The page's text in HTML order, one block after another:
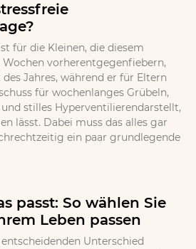
für die Kleinen, die diesem
Wochen vorherentgegenfiebern,
Jahres, während er für Eltern
für wochenlanges Grübeln,
stilles Hyperventilierendarstellt,
lässt. Dabei muss das alles gar
ein paar grundlegende
passt: So wählen Sie
Leben passen
Unterschied